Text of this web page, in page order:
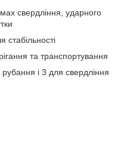
свердління, ударного
стабільності
та транспортування
і 3 для свердління